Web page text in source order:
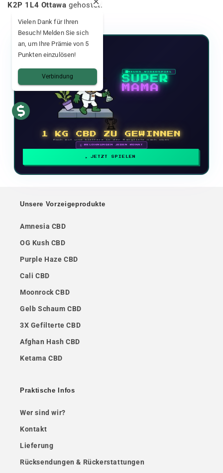
K2P 1L4 Ottawa gehostet.
NEUES VIDEOSPIEL
SUPER
MAMA
🏆
1 KG CBD ZU GEWINNEN
Mach mit und klettere in der Rangliste nach oben
🗓 BELOHNUNGEN JEDEN MONAT
JETZT SPIELEN
Unsere Vorzeigeprodukte
Amnesia CBD
OG Kush CBD
Purple Haze CBD
Cali CBD
Moonrock CBD
Gelb Schaum CBD
3X Gefilterte CBD
Afghan Hash CBD
Ketama CBD
Praktische Infos
Wer sind wir?
Kontakt
Lieferung
Rücksendungen & Rückerstattungen
Vielen Dank für Ihren
Besuch! Melden Sie sich
an, um Ihre Prämie von 5
Punkten einzulösen!
Verbindung